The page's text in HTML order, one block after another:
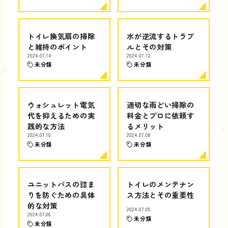
トイレ換気扇の掃除
と維持のポイント
2024.07.14
未分類
水が逆流するトラブ
ルとその対策
2024.07.12
未分類
ウォシュレット電気
代を抑えるための実
践的な方法
2024.07.10
未分類
適切な雨どい掃除の
料金とプロに依頼す
るメリット
2024.07.08
未分類
ユニットバスの詰ま
りを防ぐための具体
的な対策
2024.07.06
未分類
トイレのメンテナン
ス方法とその重要性
2024.07.05
未分類